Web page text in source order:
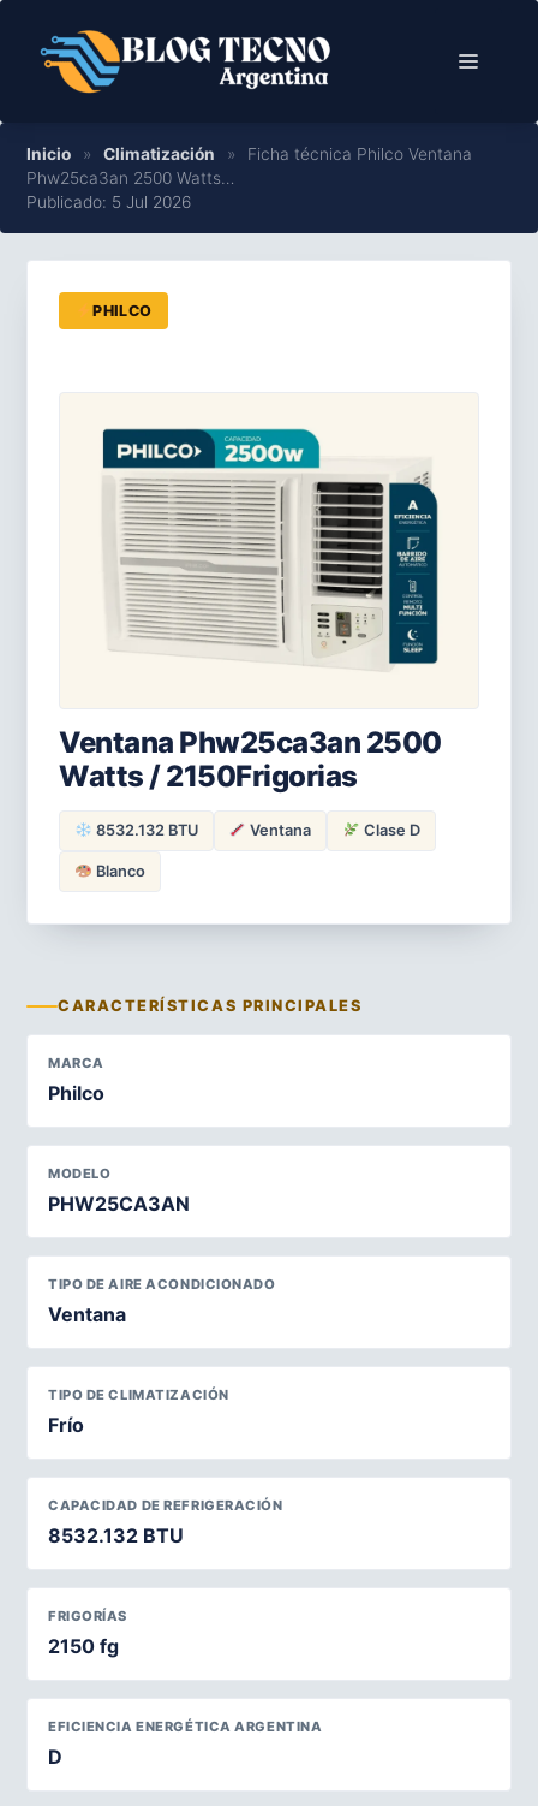
contenido
Menú
Inicio » Climatización »
Ficha técnica Philco Ventana
Phw25ca3an 2500 Watts…
Publicado: 5 Jul 2026
PHILCO
Ventana Phw25ca3an 2500
Watts / 2150Frigorias
8532.132 BTU Ventana Clase D
Blanco
CARACTERÍSTICAS PRINCIPALES
MARCA
Philco
MODELO
PHW25CA3AN
TIPO DE AIRE ACONDICIONADO
Ventana
TIPO DE CLIMATIZACIÓN
Frío
CAPACIDAD DE REFRIGERACIÓN
8532.132 BTU
FRIGORÍAS
2150 fg
EFICIENCIA ENERGÉTICA ARGENTINA
D